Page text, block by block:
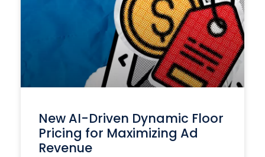
New AI-Driven Dynamic Floor
Pricing for Maximizing Ad
Revenue